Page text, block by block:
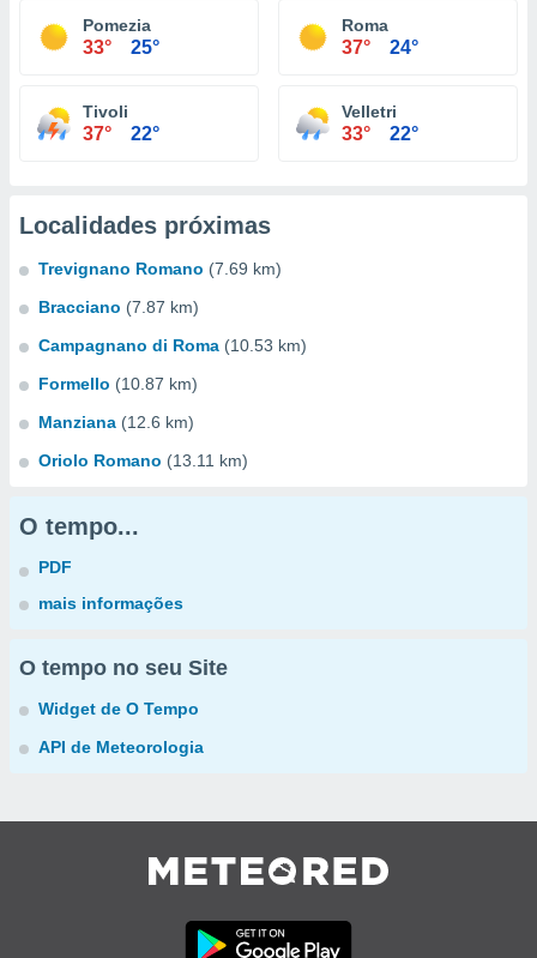
Pomezia
33° 25°
Roma
37° 24°
Tivoli
37° 22°
Velletri
33° 22°
Localidades próximas
Trevignano Romano (7.69 km)
Bracciano (7.87 km)
Campagnano di Roma (10.53 km)
Formello (10.87 km)
Manziana (12.6 km)
Oriolo Romano (13.11 km)
O tempo...
PDF
mais informações
O tempo no seu Site
Widget de O Tempo
API de Meteorologia